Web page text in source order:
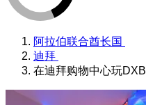
阿拉伯联合酋长国
迪拜
在迪拜购物中心玩DXB